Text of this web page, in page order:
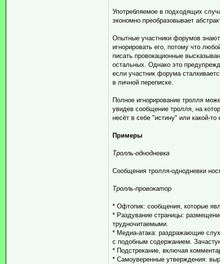
Употребляемое в подходящих
экономно преобразовывает
Опытные участники форумов
игнорировать его, потому что
писать провокационные
остальных. Однако это
если участник форума
в личной переписке.
Полное игнорирование тролля
увидев сообщение тролля, на
несёт в себе "истину" или какой-
Примеры
Тролль-однодневка
Сообщения тролля-однодневки
Тролль-провокатор
* Офтопик: сообщения, которые
* Раздувание страницы:
трудночитаемыми.
* Медиа-атака: раздражающие
с подобным содержанием.
* Подстрекание, включая
* Самоуверенные утверждения: